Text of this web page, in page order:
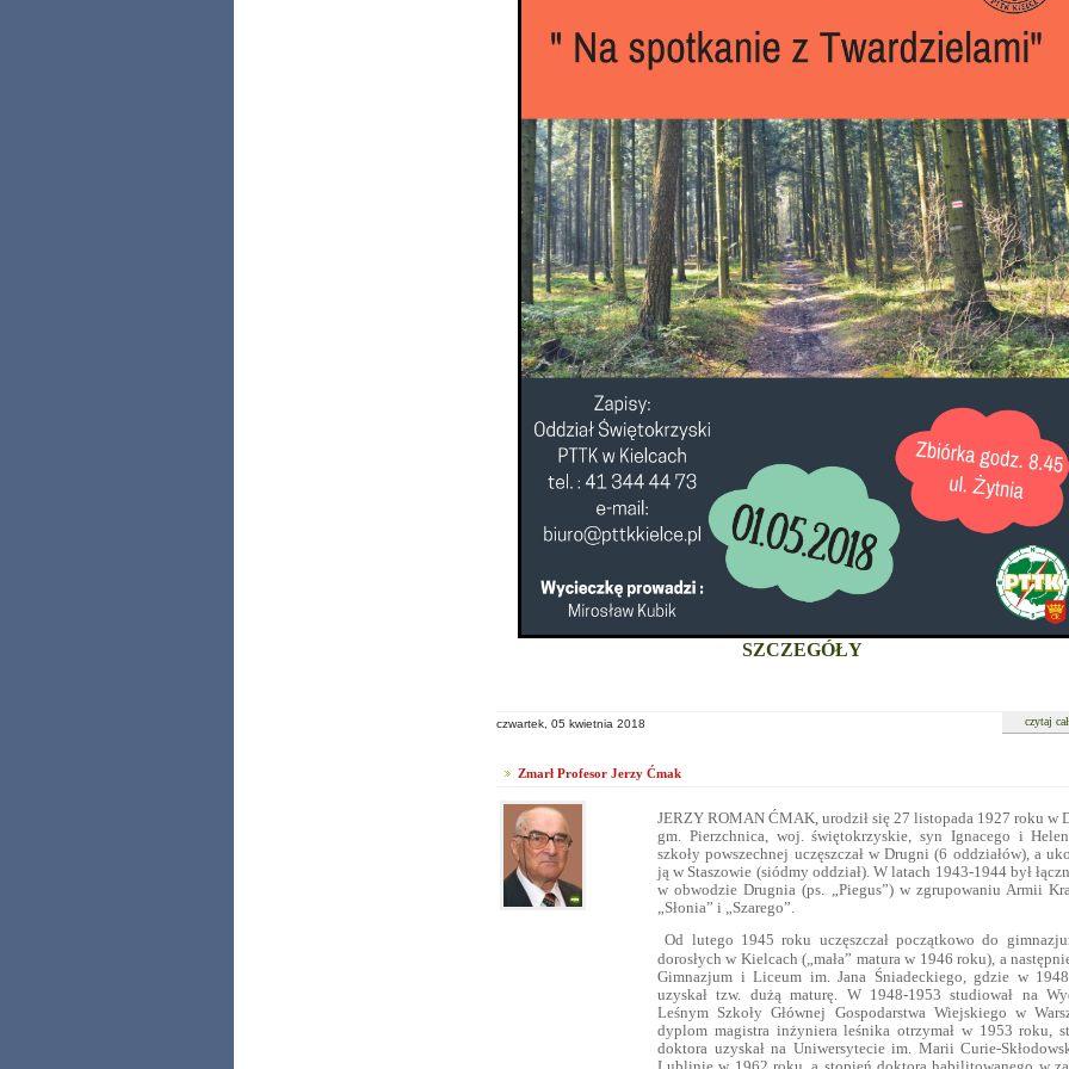
SZCZEGÓŁY
czwartek, 05 kwietnia 2018 czytaj
Zmarł Profesor Jerzy Ćmak
JERZY ROMAN ĆMAK, urodził się 27 listopada 1927 roku w
gm. Pierzchnica, woj. świętokrzyskie, syn Ignacego i
szkoły powszechnej uczęszczał w Drugni (6 oddziałów), a
ją w Staszowie (siódmy oddział). W latach 1943-1944 był
w obwodzie Drugnia (ps. „Piegus”) w zgrupowaniu Armii
„Słonia” i „Szarego”.
Od lutego 1945 roku uczęszczał początkowo do
dorosłych w Kielcach („mała” matura w 1946 roku), a
Gimnazjum i Liceum im. Jana Śniadeckiego, gdzie w
uzyskał tzw. dużą maturę. W 1948-1953 studiował na
Leśnym Szkoły Głównej Gospodarstwa Wiejskiego w
dyplom magistra inżyniera leśnika otrzymał w 1953 roku,
doktora uzyskał na Uniwersytecie im. Marii Curie-